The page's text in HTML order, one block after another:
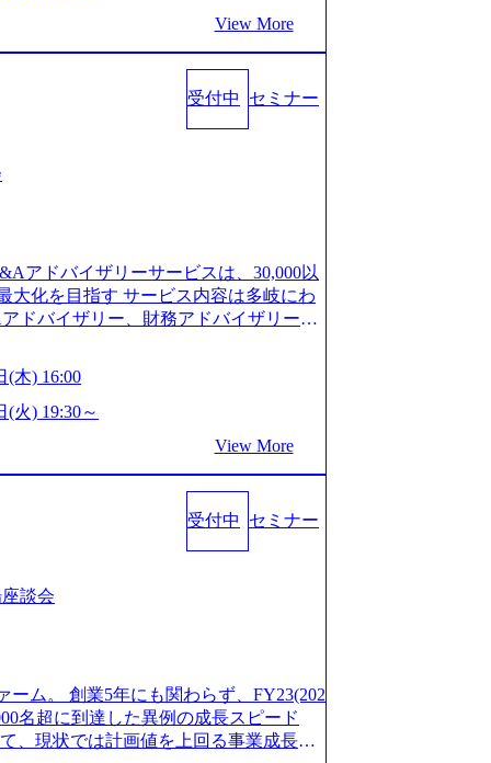
storage.googleapis.com/our-vision-pr
6aae-45a6-a0ce-b98154c8
member/)一部抜粋 - 伊勢
実装支援を軸に、様々な業界で新規事
幅広いプロジェクトに従事 - 鈴木健仁
策定、DX戦略立案、人事組織テーマに
てはDX戦略立案、NFT等の新規事業
ンチュア出身。金融業界を中心に、DX
interviews/) 戦略だけのコンサルは終わ
ら”のコンサルの在り方 (https://www.b
) Xspear Consultingがえるぼし認定を取
www.afpbb.com/articles/-/3520247)
流工程、先端技術を学べる環境 【コン
置きながら、他領域にもチャレンジで
スキップもあり） ・週に1度のアサイン
検討してもらえる。結果、なりたいキ
らえる ・シンプレクスというテクノロ
視点からも協業しクライアントへ価値
を選べる ここ1年で社員数60名⇒100
も約170％アップ）と急成長中のファ
秀な上司の近くで働けるチャンスも多
ロジェクトによる自己成長機会が多
関わらず、外資系戦略コンサルティン
ームをはじめ、メーカー、ITベンチャ
a367-5426b95cd599_1200x543.webp h
public/images/2026022413
https://storage.googleapis.
20260224131100_d8b3379f-6e64-45
storage.googleapis.com/our-vision-productio
49d6-4429-810e-138e27965ee8_
レゼン研修」、自社キャリアアドバ
実施しており、月単位の決められた
できる 【休日】 土日祝休みの完全週休
、夏季9日、年末年始9日） 有給休暇は
に付与されます。 年次有給休暇の残日
ッシュ休暇を取得できます。 【育児や
象：小学校1年修了時の3月31日までの
分まで、始業・終業時刻の繰り上げ・
き5日まで取得でき、1時間単位で取得
富山事業所の近くに、白風寮と青風寮
方が入居可能です。 ＜入居基準＞ ・
無いため、条件を満たす方には住宅手
は、一般賃貸物件を従業員が契約し、
(火) 19:00～20:00 2026年8月13日(木) 1
会社説明会を実施予定です。 ● 求人名
ア(製造・生産工程の管理業務) ※主任
造装置の生産エンジニア(製造・生産工
View More
受付中 セミナー
アドバイザリーサービスは、30,000以
大化を目指す サービス内容は多岐にわ
ドバイザリー、財務アドバイザリーな
持ち、将来の株価成長を取り込むスキ
グループはM&A業界のリー
ず幅広い案件に携わりながら自己成
M&Aや財務アドバイザリーなどの専門
が提供される 主担当成約で10件以上あ
の年収となる 内訳としては個人インセ
下を育成活躍させるためのナレッジシ
して動く組織風土がある 2026年8月18
務内容、実際の働き方について詳しく
で、幅広く業界の情報を集めたい 働く
歓迎です。お気軽にご参加ください。
ます。 是非、説明会にてお話できる
アンケート回答をお願いいたします。
(木) 16:00
(火) 19:30～
View More
受付中 セミナー
談会
ーム。 創業5年にも関わらず、FY23(202
名超に到達した異例の成長スピード
、現状では計画値を上回る事業成⻑を